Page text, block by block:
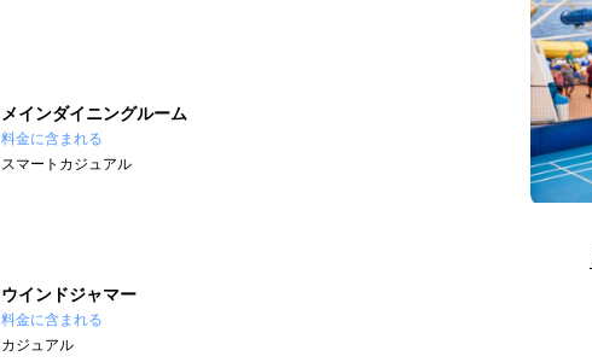
メインダイニングルーム
料金に含まれる
スマートカジュアル
ウインドジャマー
料金に含まれる
カジュアル